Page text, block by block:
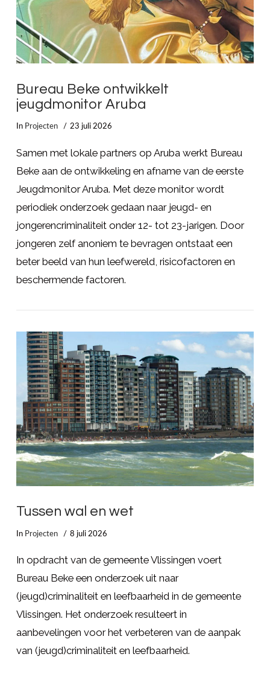
Bureau Beke ontwikkelt
jeugdmonitor Aruba
In Projecten 23 juli 2026
Samen met lokale partners op Aruba werkt Bureau
Beke aan de ontwikkeling en afname van de eerste
Jeugdmonitor Aruba. Met deze monitor wordt
periodiek onderzoek gedaan naar jeugd- en
jongerencriminaliteit onder 12- tot 23-jarigen. Door
jongeren zelf anoniem te bevragen ontstaat een
beter beeld van hun leefwereld, risicofactoren en
beschermende factoren.
Tussen wal en wet
In Projecten 8 juli 2026
In opdracht van de gemeente Vlissingen voert
Bureau Beke een onderzoek uit naar
(jeugd)criminaliteit en leefbaarheid in de gemeente
Vlissingen. Het onderzoek resulteert in
aanbevelingen voor het verbeteren van de aanpak
van (jeugd)criminaliteit en leefbaarheid.